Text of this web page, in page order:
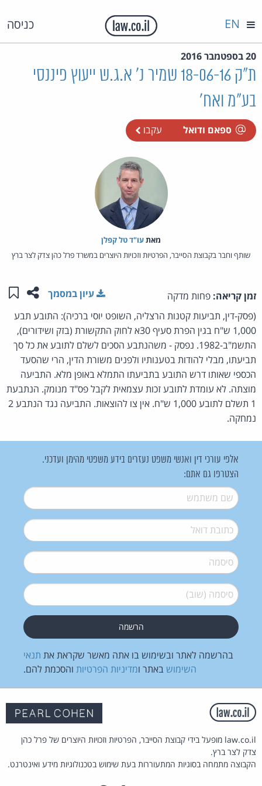
כניסה EN
20 בספטמבר 2016
ת"ק 18-06-16 שמיר נ' א.ג.ש ייעוץ פיננסי
בע"מ ואח'
ספאם ודואל עקבו
מאת‏עו"ד טל קפלן
שותף וחבר בקבוצת הסייבר, הפרטיות וזכויות היוצרים במשרד פרל כהן צדק לצר ברץ
זמן קריאה: פחות מדקה שתפו
עיון במסמך
(פסק-דין, תביעות קטנות הרצליה, השופט יוסי ברכיה): התובע תבע
1,000 ש"ח בגין הפרת סעיף 30א לחוק התקשורת (בזק ושידורים),
התשמ"ב-1982. נפסק - משהנתבע הסכים לשלם לתובע את כל סך
תביעתו, מבלי להודות בטענותיו ולפנים משורת הדין, הרי שהסעד
הכספי שאותו דרש התובע בתביעתו התמלא באופן מלא. התביעה
מוצתה. לא עומדת לתובע זכות עצמאית לקבל פס"ד מנומק. הנתבעת
1 תשלם לתובע 1,000 ש"ח. אין צו להוצאות. התביעה נגד הנתבע 2
נמחקה.
אלפי עורכי דין ואנשי משפט נעזרים בידע משפטי מהימן ועדכני.
הצטרפו גם אתם:
שם משתמש*
דואל*
סיסמה*
סיסמה (שוב)*
בהרשמה לאתר ובשימוש בו אתה מאשר שקראת את תנאי
השימוש באתר ומדיניות הפרטיות והסכמת להם.
law.co.il מופעל בידי קבוצת הסייבר, הפרטיות וזכויות היוצרים של פרל כהן
צדק לצר ברץ.
הקבוצה מתמחה בסוגיות המתעוררות בעת שימוש בטכנולוגיות מידע ואינטרנט.